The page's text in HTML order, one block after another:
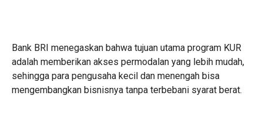
Bank BRI menegaskan bahwa tujuan utama program KUR
adalah memberikan akses permodalan yang lebih mudah,
sehingga para pengusaha kecil dan menengah bisa
mengembangkan bisnisnya tanpa terbebani syarat berat.